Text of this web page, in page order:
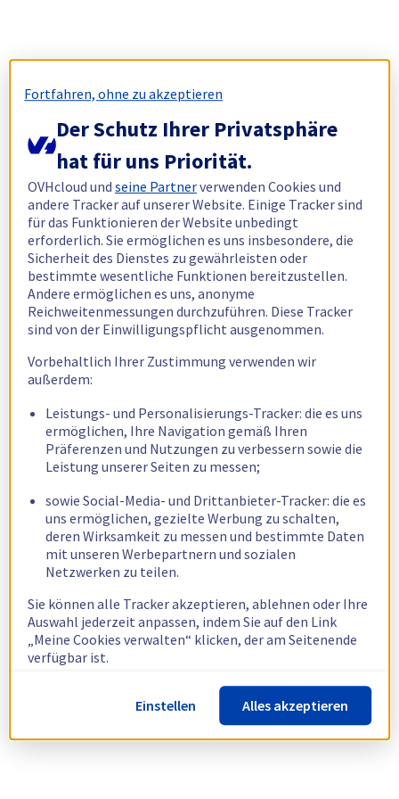
Fortfahren, ohne zu akzeptieren
Der Schutz Ihrer Privatsphäre
hat für uns Priorität.
OVHcloud undseine Partnerverwenden Cookies und
andere Tracker auf unserer Website. Einige Tracker sind
für das Funktionieren der Website unbedingt
erforderlich. Sie ermöglichen es uns insbesondere, die
Sicherheit des Dienstes zu gewährleisten oder
bestimmte wesentliche Funktionen bereitzustellen.
Andere ermöglichen es uns, anonyme
Reichweitenmessungen durchzuführen. Diese Tracker
sind von der Einwilligungspflicht ausgenommen.
Vorbehaltlich Ihrer Zustimmung verwenden wir
außerdem:
Leistungs- und Personalisierungs-Tracker: die es uns
ermöglichen, Ihre Navigation gemäß Ihren
Präferenzen und Nutzungen zu verbessern sowie die
Leistung unserer Seiten zu messen;
sowie Social-Media- und Drittanbieter-Tracker: die es
uns ermöglichen, gezielte Werbung zu schalten,
deren Wirksamkeit zu messen und bestimmte Daten
mit unseren Werbepartnern und sozialen
Netzwerken zu teilen.
Sie können alle Tracker akzeptieren, ablehnen oder Ihre
Auswahl jederzeit anpassen, indem Sie auf den Link
„Meine Cookies verwalten“ klicken, der am Seitenende
verfügbar ist.
Weitere Informationen finden Sie in unsererRichtlinie
zur Verwendung von Cookies.
Einstellen Alles akzeptieren